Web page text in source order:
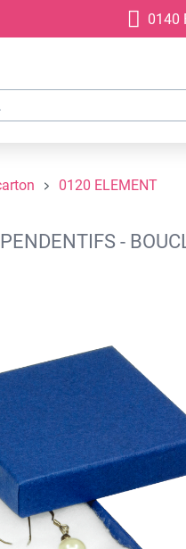
0140
0120 ELEMENT
-